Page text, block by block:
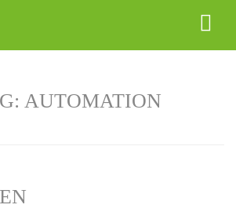
AUTOMATION